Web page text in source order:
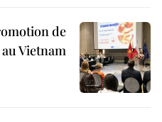
de
Vietnam